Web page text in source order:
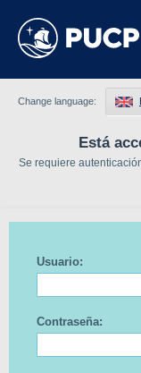
Está
Se requiere
Change language:
Usuario:
Contraseña: